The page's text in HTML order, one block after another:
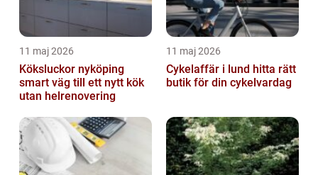
11 maj 2026
Köksluckor nyköping
smart väg till ett nytt kök
utan helrenovering
11 maj 2026
Cykelaffär i lund hitta rätt
butik för din cykelvardag